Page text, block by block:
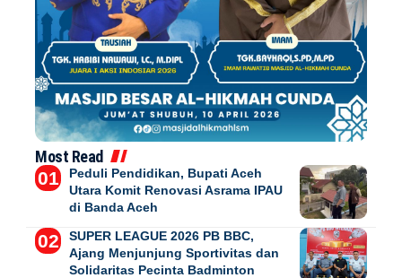
Most Read
Peduli Pendidikan, Bupati Aceh
Utara Komit Renovasi Asrama IPAU
di Banda Aceh
SUPER LEAGUE 2026 PB BBC,
Ajang Menjunjung Sportivitas dan
Solidaritas Pecinta Badminton